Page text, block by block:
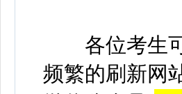
各位考生
频繁的刷新网